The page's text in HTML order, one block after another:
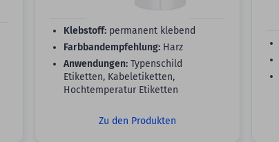
Klebstoff: permanent klebend
Farbbandempfehlung: Harz
Anwendungen: Typenschild
Etiketten, Kabeletiketten,
Hochtemperatur Etiketten
Zu den Produkten